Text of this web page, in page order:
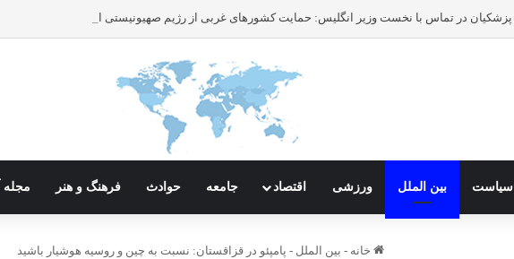
سیاست بین الملل ورزشی اقتصاد جامعه حوادث فرهنگ و هنر مجله
خانه - بین الملل - پامپئو در قزاقستان: نسبت به چین و روسیه هوشیار باشید